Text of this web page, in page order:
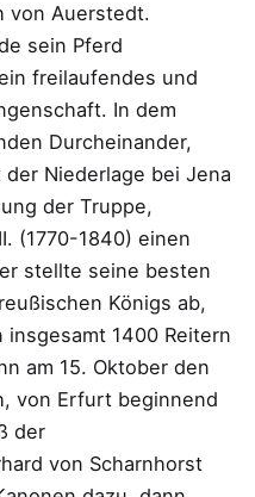
von Auerstedt.
sein Pferd
freilaufendes und
In dem
Durcheinander,
Niederlage bei Jena
der Truppe,
(1770-1840) einen
stellte seine besten
Königs ab,
1400 Reitern
am 15. Oktober den
von Erfurt beginnend
der
von Scharnhorst